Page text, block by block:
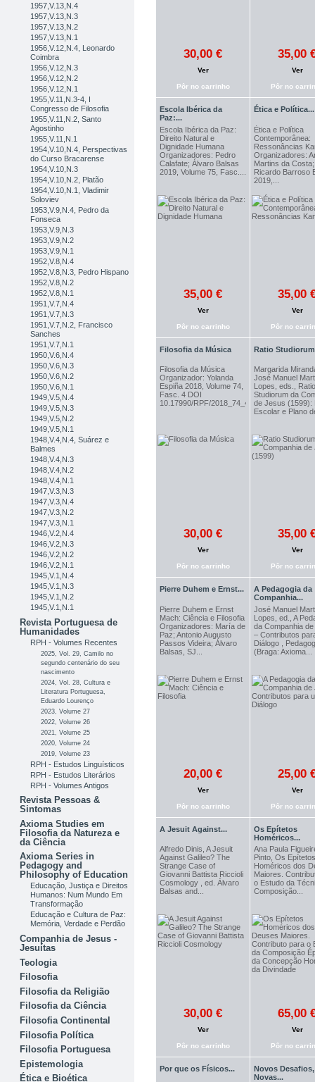
1957,V.13,N.4
1957,V.13,N.3
1957,V.13,N.2
1957,V.13,N.1
1956,V.12,N.4, Leonardo
Coimbra
1956,V.12,N.3
1956,V.12,N.2
1956,V.12,N.1
1955,V.11,N.3-4, I
Congresso de Filosofia
1955,V.11,N.2, Santo
Agostinho
1955,V.11,N.1
1954,V.10,N.4, Perspectivas
do Curso Bracarense
1954,V.10,N.3
1954,V.10,N.2, Platão
1954,V.10,N.1, Vladimir
Soloviev
1953,V.9,N.4, Pedro da
Fonseca
1953,V.9,N.3
1953,V.9,N.2
1953,V.9,N.1
1952,V.8,N.4
1952,V.8,N.3, Pedro Hispano
1952,V.8,N.2
1952,V.8,N.1
1951,V.7,N.4
1951,V.7,N.3
1951,V.7,N.2, Francisco
Sanches
1951,V.7,N.1
1950,V.6,N.4
1950,V.6,N.3
1950,V.6,N.2
1950,V.6,N.1
1949,V.5,N.4
1949,V.5,N.3
1949,V.5,N.2
1949,V.5,N.1
1948,V.4,N.4, Suárez e
Balmes
1948,V.4,N.3
1948,V.4,N.2
1948,V.4,N.1
1947,V.3,N.3
1947,V.3,N.4
1947,V.3,N.2
1947,V.3,N.1
1946,V.2,N.4
1946,V.2,N.3
1946,V.2,N.2
1946,V.2,N.1
1945,V.1,N.4
1945,V.1,N.3
1945,V.1,N.2
1945,V.1,N.1
Revista Portuguesa de
Humanidades
RPH - Volumes Recentes
2025, Vol. 29, Camilo no
segundo centenário do seu
nascimento
2024, Vol. 28, Cultura e
Literatura Portuguesa,
Eduardo Lourenço
2023, Volume 27
2022, Volume 26
2021, Volume 25
2020, Volume 24
2019, Volume 23
RPH - Estudos Linguísticos
RPH - Estudos Literários
RPH - Volumes Antigos
Revista Pessoas &
Sintomas
Axioma Studies em
Filosofia da Natureza e
da Ciência
Axioma Series in
Pedagogy and
Philosophy of Education
Educação, Justiça e Direitos
Humanos: Num Mundo Em
Transformação
Educação e Cultura de Paz:
Memória, Verdade e Perdão
Companhia de Jesus -
Jesuítas
Teologia
Filosofia
Filosofia da Religião
Filosofia da Ciência
Filosofia Continental
Filosofia Política
Filosofia Portuguesa
Epistemologia
Ética e Bioética
30,00 €
Ver
Pôr no carrinho
35,00
Ver
Pôr no
Escola Ibérica da
Paz:...
Escola Ibérica da Paz:
Direito Natural e
Dignidade Humana
Organizadores: Pedro
Calafate; Álvaro Balsas
2019, Volume 75, Fasc....
35,00 €
Ver
Pôr no carrinho
Ética e Política...
Ética e Política
Contemporânea:
Ressonâncias
Organizadores:
Martins da Costa;
Ricardo Barroso
2019,...
35,00
Ver
Pôr no
Filosofia da Música
Filosofia da Música
Organizador: Yolanda
Espiña 2018, Volume 74,
Fasc. 4 DOI
10.17990/RPF/2018_74_4_0000
30,00 €
Ver
Pôr no carrinho
Ratio
Margarida
José Manuel
Lopes, eds., Ratio
Studiorum da
de Jesus (1599):
Escolar e Plano
35,00
Ver
Pôr no
Pierre Duhem e Ernst...
Pierre Duhem e Ernst
Mach: Ciência e Filosofia
Organizadores: María de
Paz; Antonio Augusto
Passos Videira; Álvaro
Balsas, SJ...
20,00 €
Ver
Pôr no carrinho
A Pedagogia da
Companhia...
José Manuel
Lopes, ed., A
da Companhia
– Contributos
Diálogo ,
(Braga: Axioma...
25,00
Ver
Pôr no
A Jesuit Against...
Alfredo Dinis, A Jesuit
Against Galileo? The
Strange Case of
Giovanni Battista Riccioli
Cosmology , ed. Álvaro
Balsas and...
30,00 €
Ver
Pôr no carrinho
Os Epítetos
Homéricos...
Ana Paula
Pinto, Os Epítetos
Homéricos dos
Maiores.
o Estudo da
Composição...
65,00
Ver
Pôr no
Por que os Físicos...
Novos Desafios,
Novas...